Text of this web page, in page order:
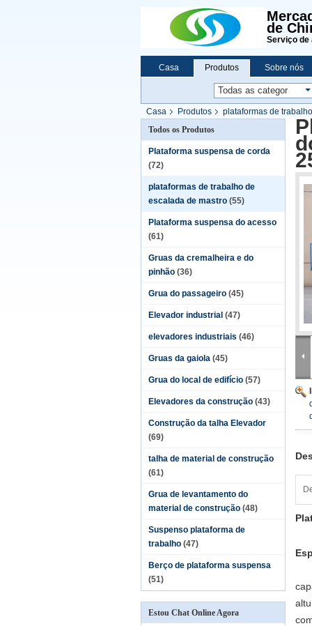
de
Serviço de
Casa Produtos Sobre nós
Casa Produtos
plataformas de
Todos os Produtos
Plataforma suspensa de corda
(72)
plataformas de trabalho de
escalada de mastro (55)
Plataforma suspensa do acesso
(61)
Gruas da cremalheira e do
pinhão (36)
Grua do passageiro (45)
Elevador industrial (47)
elevadores industriais (46)
Gruas da gaiola (45)
Grua do local de edifício (57)
Elevadores da construção (43)
Construção da talha Elevador
(69)
talha de material de construção
(61)
Grua de levantamento do
material de construção (48)
Suspenso plataforma de
trabalho (47)
Berço de plataforma suspensa
(51)
Estou Chat Online Agora